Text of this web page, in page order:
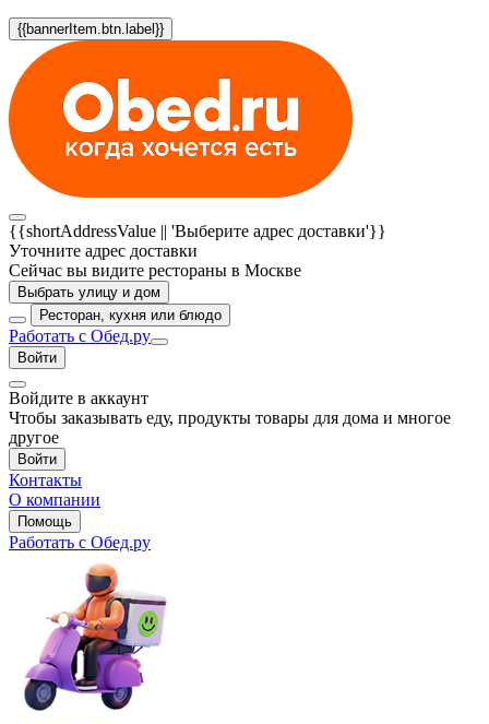
{{bannerItem.btn.label}}
{{shortAddressValue || 'Выберите адрес доставки'}}
Уточните адрес доставки
Сейчас вы видите рестораны в Москве
Выбрать улицу и дом
Ресторан, кухня или блюдо
Работать с Обед.ру
Войти
Войдите в аккаунт
Чтобы заказывать еду, продукты товары для дома и многое
другое
Войти
Контакты
О компании
Помощь
Работать с Обед.ру